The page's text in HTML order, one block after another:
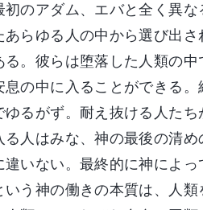
のアダム、エバと全く異
らゆる人の中から選び出さ
。彼らは堕落した人類の
の中に入ることができる
るがず。耐え抜ける人た
人はみな、神の最後の清
いない。最終的に神によっ
う神の働きの本質は、人